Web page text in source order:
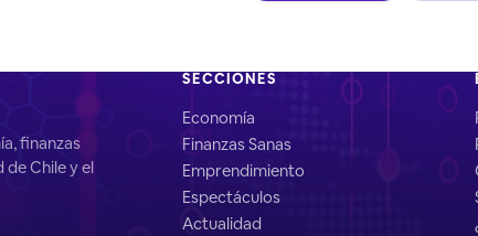
finanzas
Chile y el
SECCIONES
Economía
Finanzas Sanas
Emprendimiento
Espectáculos
Actualidad